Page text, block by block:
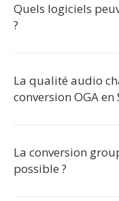
Quels logiciels
?
La qualité audio
conversion OGA en
La conversion
possible ?